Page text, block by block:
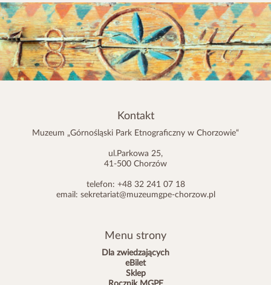
Kontakt
Muzeum „Górnośląski Park Etnograficzny w Chorzowie“
ul.Parkowa 25,
41-500 Chorzów
telefon: +48 32 241 07 18
email: sekretariat@muzeumgpe-chorzow.pl
Menu strony
Dla zwiedzających
eBilet
Sklep